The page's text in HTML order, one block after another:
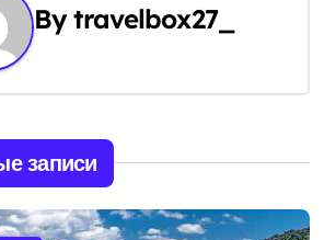
Bytravelbox27_
записи